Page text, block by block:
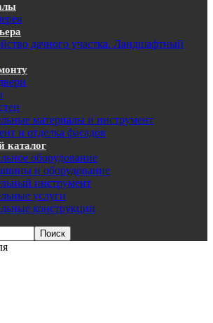
дачного участка. Ландшафтный
материалы и инструмент
и отделка фасадов
каталог
оборудование
и оборудование
инструмент
услуги
конструкции